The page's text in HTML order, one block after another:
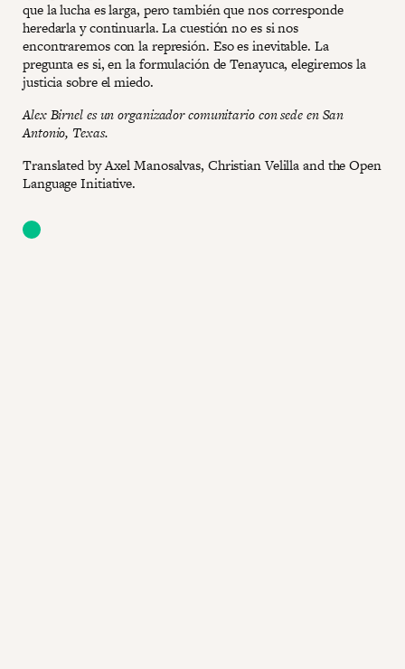
que la lucha es larga, pero también que nos corresponde
heredarla y continuarla. La cuestión no es si nos
encontraremos con la represión. Eso es inevitable. La
pregunta es si, en la formulación de Tenayuca, elegiremos la
justicia sobre el miedo.
Alex Birnel es un organizador comunitario con sede en San
Antonio, Texas.
Translated by Axel Manosalvas, Christian Velilla and the Open
Language Initiative.